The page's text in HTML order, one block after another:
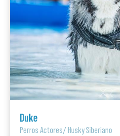
Duke
Perros Actores/Husky Siberiano